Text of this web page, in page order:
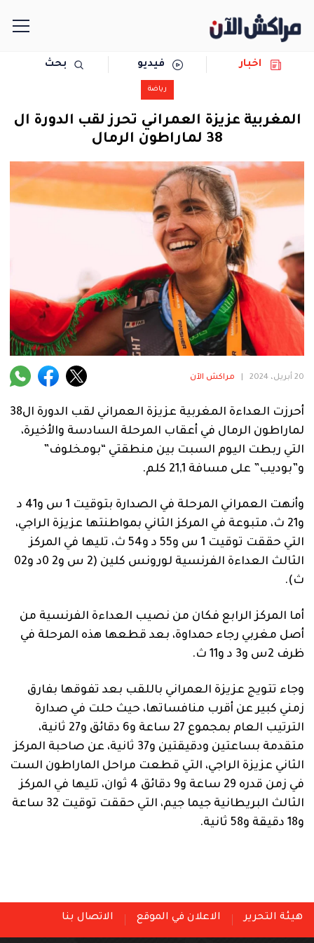
مجتمع
رياضة
دولية
المرأة
فنية
منوعة
اخبار فيديو بحث
رياضة
المغربية عزيزة العمراني تحرز لقب الدورة ال
38 لماراطون الرمال
20 أبريل، 2024 مراكش الآن
أحرزت العداءة المغربية عزيزة العمراني لقب الدورة ال38
لماراطون الرمال في أعقاب المرحلة السادسة والأخيرة،
التي ربطت اليوم السبت بين منطقتي “بومخلوف”
و”بوديب” على مسافة 21,1 كلم.
وأنهت العمراني المرحلة في الصدارة بتوقيت 1 س و41 د
و21 ث، متبوعة في المركز الثاني بمواطنتها عزيزة الراجي،
التي حققت توقيت 1 س و55 د و54 ث، تليها في المركز
الثالث العداءة الفرنسية لورونس كلين (2 س و2 0د و02
ث).
أما المركز الرابع فكان من نصيب العداءة الفرنسية من
أصل مغربي رجاء حمداوة، بعد قطعها هذه المرحلة في
ظرف 2س و3 د و11 ث.
وجاء تتويج عزيزة العمراني باللقب بعد تفوقها بفارق
زمني كبير عن أقرب منافساتها، حيث حلت في صدارة
الترتيب العام بمجموع 27 ساعة و6 دقائق و27 ثانية،
متقدمة بساعتين ودقيقتين و37 ثانية، عن صاحبة المركز
الثاني عزيزة الراجي، التي قطعت مراحل الماراطون الست
في زمن قدره 29 ساعة و9 دقائق 4 ثوان، تليها في المركز
الثالث البريطانية جيما جيم، التي حققت توقيت 32 ساعة
و18 دقيقة و58 ثانية.
هيئة التحرير الاعلان في الموقع الاتصال بنا